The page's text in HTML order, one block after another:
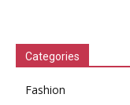
Categories
Fashion